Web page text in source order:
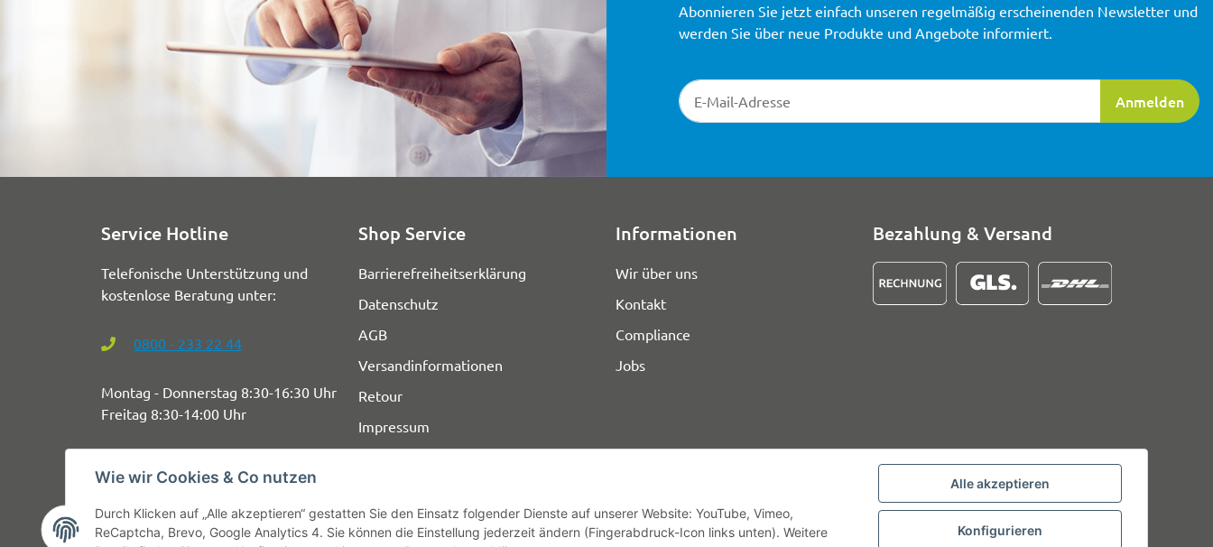
Alle akzeptieren
Konfigurieren
Wie wir Cookies & Co nutzen
Durch Klicken auf „Alle akzeptieren“ gestatten Sie den Einsatz folgender Dienste auf unserer Website: YouTube, Vimeo,
ReCaptcha, Brevo, Google Analytics 4. Sie können die Einstellung jederzeit ändern (Fingerabdruck-Icon links unten). Weitere
Newsletter-Registrierung
Anmelden
Abonnieren Sie jetzt einfach unseren regelmäßig erscheinenden Newsletter und
werden Sie über neue Produkte und Angebote informiert.
Service Hotline
Telefonische Unterstützung und
kostenlose Beratung unter:
0800 - 233 22 44
Montag - Donnerstag 8:30-16:30 Uhr
Freitag 8:30-14:00 Uhr
Shop Service
Barrierefreiheitserklärung
Datenschutz
AGB
Versandinformationen
Retour
Impressum
Informationen
Wir über uns
Kontakt
Compliance
Jobs
Bezahlung & Versand